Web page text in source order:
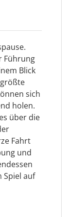
Führung
Blick
sich
holen.
über die
Fahrt
und
Spiel auf